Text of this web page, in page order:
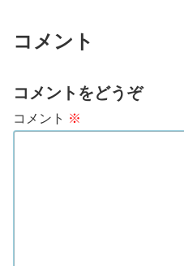
コメント
コメントをどうぞ
コメント ※